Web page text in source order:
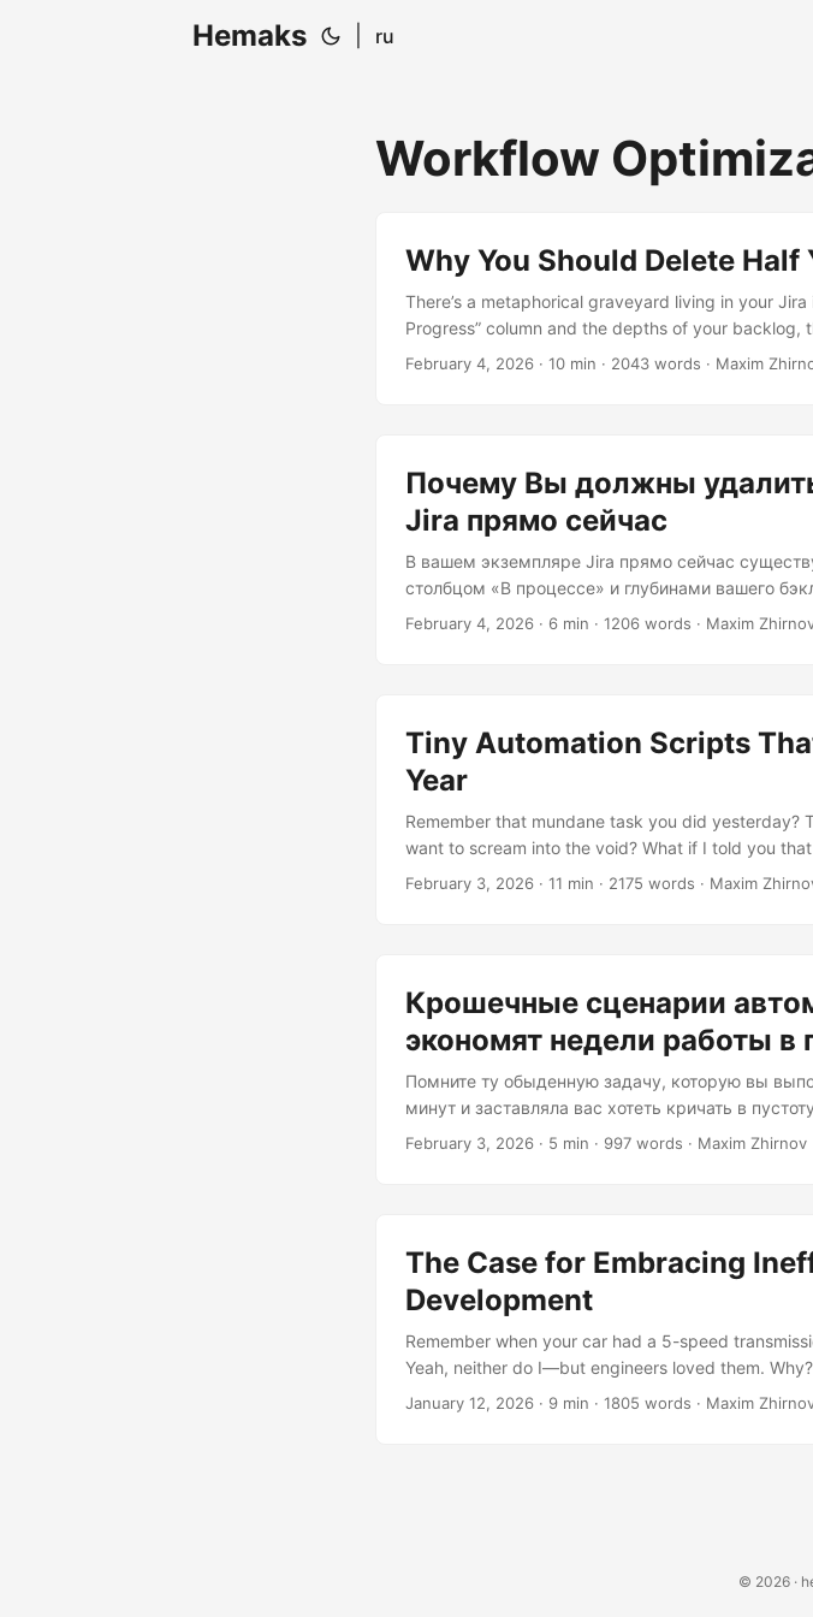
Hemaks ru
Workflow
Why You Should Delete
There’s a metaphorical graveyard living in your
Progress” column and the depths of your
about “Investigate potential performance
February 4, 2026 · 10 min · 2043 words · Maxim
Почему Вы должны
Jira прямо сейчас
В вашем экземпляре Jira прямо сейчас
столбцом «В процессе» и глубинами вашего
назад с пометкой «Исследовать потенциальные
качественные метки и внедрять больше
February 4, 2026 · 6 min · 1206 words · Maxim
Tiny Automation Scripts
Year
Remember that mundane task you did yesterday?
want to scream into the void? What if I told you
metaphorically—literally every single day for the
February 3, 2026 · 11 min · 2175 words · Maxim
Крошечные сценарии
экономят недели работы в
Помните ту обыденную задачу, которую вы
минут и заставляла вас хотеть кричать в
работающий пять минут, может устранить её
February 3, 2026 · 5 min · 997 words · Maxim Zhirnov
The Case for Embracing
Development
Remember when your car had a 5-speed
Yeah, neither do I—but engineers loved them.
cars actually worked. Today’s software industry is
January 12, 2026 · 9 min · 1805 words · Maxim
© 2026 ·